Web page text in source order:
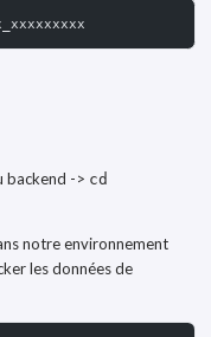
backend -> cd
notre environnement
les données de